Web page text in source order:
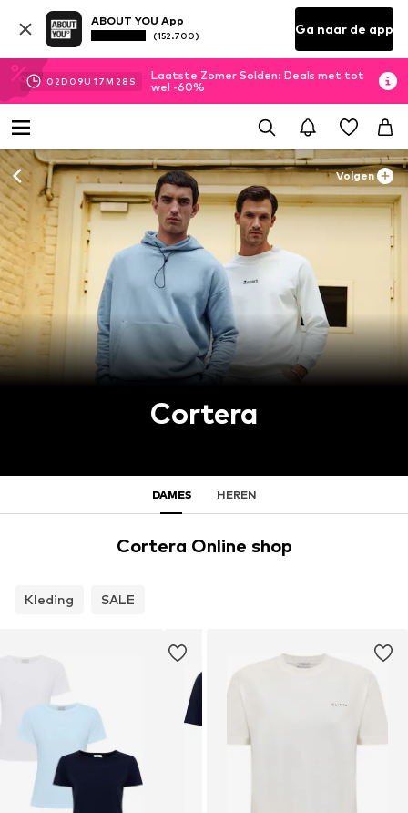
ABOUT YOU App
(152.700) Ga naar de app
02D 09U 17M 27 S
Laatste Zomer Solden: Deals met tot
wel -60%
Volgen
Cortera
DAMES HEREN
Cortera Online shop
Kleding SALE